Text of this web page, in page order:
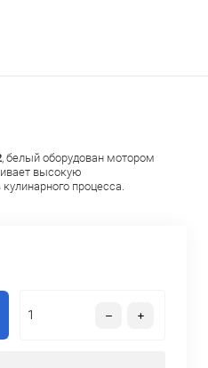
, белый оборудован мотором
высокую
процесса.